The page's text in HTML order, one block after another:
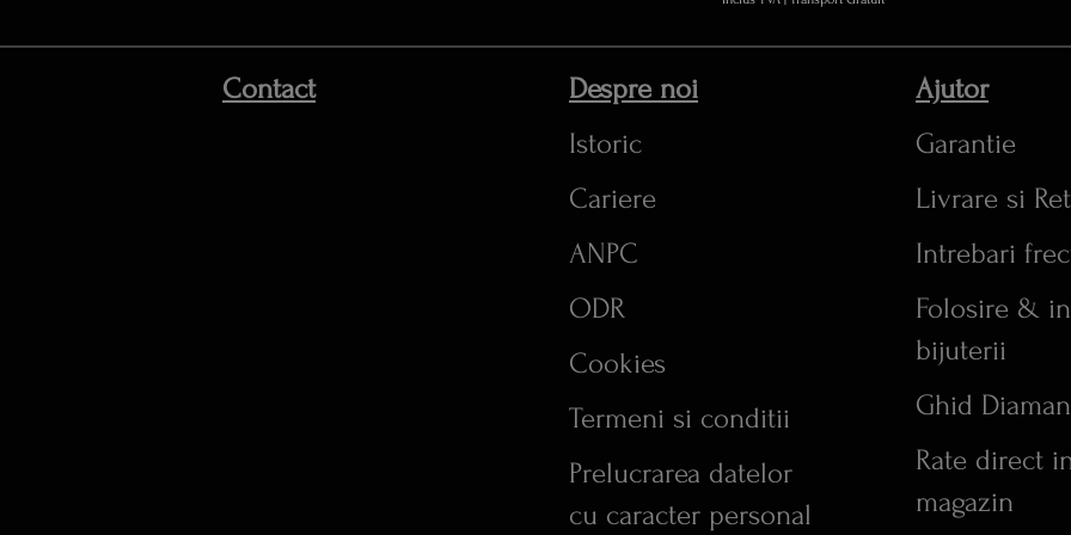
Contact
Despre noi
Istoric
Cariere
ANPC
ODR
Cookies
Termeni si conditii
Prelucrarea datelor
cu caracter personal
Ajutor
Garantie
Livrare si
Intrebari
Folosire &
bijuterii
Ghid
Rate direct
magazin